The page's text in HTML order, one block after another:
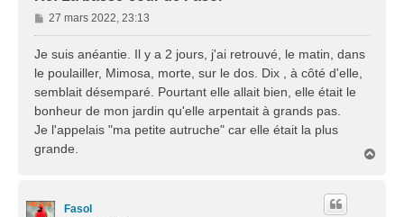
M
e
s
a
g
e
27 mars 2022, 23:13
Je suis anéantie. Il y a 2 jours, j'ai retrouvé, le matin, dans
le poulailler, Mimosa, morte, sur le dos. Dix , à côté d'elle,
semblait désemparé. Pourtant elle allait bien, elle était le
bonheur de mon jardin qu'elle arpentait à grands pas.
Je l'appelais "ma petite autruche" car elle était la plus
grande.
Fasol